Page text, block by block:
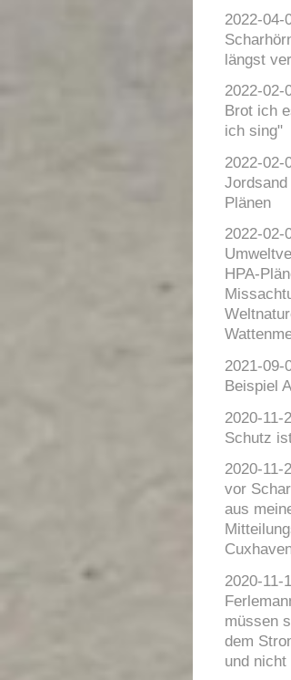
2022-04-
längst
2022-02-
Brot ich
ich sing"
2022-02-
Plänen
2022-02-
HPA-
2021-09-
Beispiel
2020-11-
Schutz
2020-11-
vor
aus
2020-11-
müssen
dem
und